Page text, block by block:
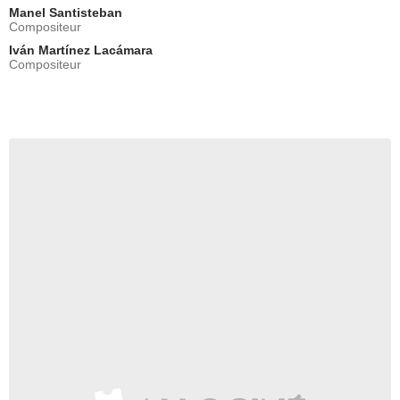
Manel Santisteban
Compositeur
Iván Martínez Lacámara
Compositeur